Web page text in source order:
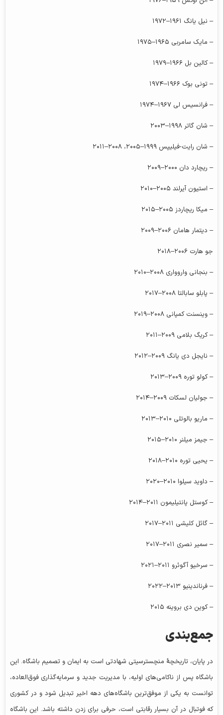
– نیل یانگ ۱۹۶۱–۱۹۷۲
– مایک سامربی ۱۹۶۵–۱۹۷۵
– کالین بل ۱۹۶۶–۱۹۷۹
– تونی بوک ۱۹۶۶–۱۹۷۴
– فرانسیس لی ۱۹۶۷–۱۹۷۴
– شان گاتر ۱۹۹۸–۲۰۰۳
– شان رایت-فیلیپس ۱۹۹۹–۲۰۰۵، ۲۰۰۸–۲۰۱۱
– ریچارد دان ۲۰۰۰–۲۰۰۹
– استیون آیرلند ۲۰۰۵–۲۰۱۰
– میکا ریچاردز ۲۰۰۵–۲۰۱۵
– دیتمار هامان ۲۰۰۶–۲۰۰۹
جو هارت ۲۰۰۶–۲۰۱۸
– بنجانی واروواری ۲۰۰۸–۲۰۱۰
– پابلو سابالتا ۲۰۰۸–۲۰۱۷
– وینسنت کمپانی ۲۰۰۸–۲۰۱۹
– کریگ بلامی ۲۰۰۹–۲۰۱۱
– نایجل دی یانگ ۲۰۰۹–۲۰۱۲
– کولو توره ۲۰۰۹–۲۰۱۳
– جولیان لسکات ۲۰۰۹–۲۰۱۴
– ماریو بالوتلی ۲۰۱۰–۲۰۱۳
– جیمز میلنر ۲۰۱۰–۲۰۱۵
– یحیی توره ۲۰۱۰–۲۰۱۸
– داوید سیلوا ۲۰۱۰–۲۰۲۰
– کوستل پانتیلیمون ۲۰۱۱–۲۰۱۴
– گائل کلیشی ۲۰۱۱–۲۰۱۷
– سمیر نصری ۲۰۱۱–۲۰۱۷
– سرخیو آگوئرو ۲۰۱۱–۲۰۲۱
– فرناندینیو ۲۰۱۳–۲۰۲۲
– کوین دی بروینه ۲۰۱۵
جمع‌بندی
در پایان، تاریخچهٔ منچسترسیتی شهادتی است به ایمان و تصمیم باشگاه. این
باشگاه پس از ناکامی‌های اولیه، با مدیریت جدید و سرمایه‌گذاری فوق‌العاده،
توانست به یکی از موفق‌ترین باشگاه‌های دهه اخیر تبدیل شود و در کشوری
که فوتبال در آن بسیار رقابتی است، حرفی برای زدن داشته باشد. این باشگاه